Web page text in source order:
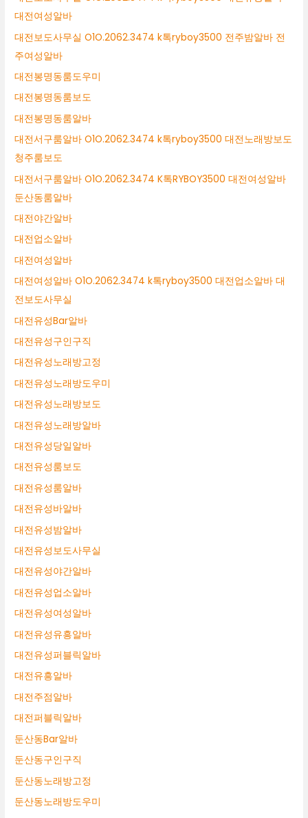
대전여성알바
대전보도사무실 O1O.2062.3474 k톡ryboy3500 전주밤알바 전
주여성알바
대전봉명동룸도우미
대전봉명동룸보도
대전봉명동룸알바
대전서구룸알바 O1O.2062.3474 k톡ryboy3500 대전노래방보도
청주룸보도
대전서구룸알바 O1O.2062.3474 K톡RYBOY3500 대전여성알바
둔산동룸알바
대전야간알바
대전업소알바
대전여성알바
대전여성알바 O1O.2062.3474 k톡ryboy3500 대전업소알바 대
전보도사무실
대전유성Bar알바
대전유성구인구직
대전유성노래방고정
대전유성노래방도우미
대전유성노래방보도
대전유성노래방알바
대전유성당일알바
대전유성룸보도
대전유성룸알바
대전유성바알바
대전유성밤알바
대전유성보도사무실
대전유성야간알바
대전유성업소알바
대전유성여성알바
대전유성유흥알바
대전유성퍼블릭알바
대전유흥알바
대전주점알바
대전퍼블릭알바
둔산동Bar알바
둔산동구인구직
둔산동노래방고정
둔산동노래방도우미